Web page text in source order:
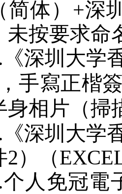
简体）+深
未按要求命
《深圳大学
手寫正楷
身相片（掃
《深圳大学
2）（
个人 免冠電